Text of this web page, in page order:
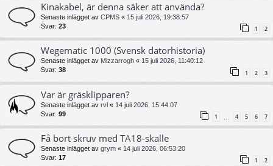
Kinakabel, är denna säker att använda?
Senaste inlägget av CPMS « 15 juli 2026, 19:38:57
Svar: 23 1 2
Wegematic 1000 (Svensk datorhistoria)
Senaste inlägget av Mizzarrogh « 15 juli 2026, 11:40:12
Svar: 38 1 2 3
Var är gräsklipparen?
Senaste inlägget av rvl « 14 juli 2026, 15:44:07
Svar: 99 1 4 5 6 7
Få bort skruv med TA18-skalle
Senaste inlägget av grym « 14 juli 2026, 06:53:20
Svar: 17 1 2